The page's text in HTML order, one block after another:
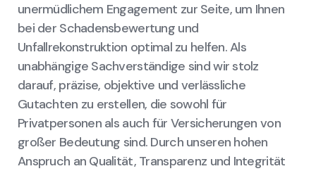
unermüdlichem Engagement zur Seite, um Ihnen
bei der Schadensbewertung und
Unfallrekonstruktion optimal zu helfen. Als
unabhängige Sachverständige sind wir stolz
darauf, präzise, objektive und verlässliche
Gutachten zu erstellen, die sowohl für
Privatpersonen als auch für Versicherungen von
großer Bedeutung sind. Durch unseren hohen
Anspruch an Qualität, Transparenz und Integrität